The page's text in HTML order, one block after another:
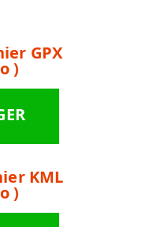
GPX
)
KML
)